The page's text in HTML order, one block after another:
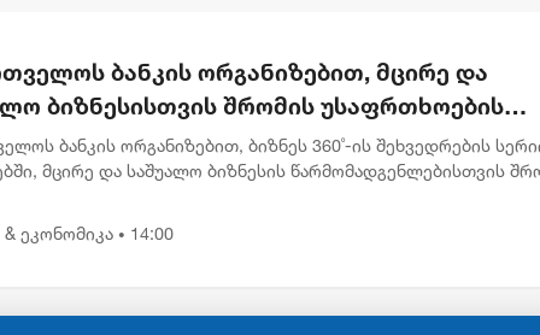
ბანკის ორგანიზებით, მცირე და
ბიზნესისთვის შრომის უსაფრთხოების
გაიმართა
ბანკის ორგანიზებით, ბიზნეს 360˚-ის შეხვედრების
მცირე და საშუალო ბიზნესის წარმომადგენლებისთვის
& ეკონომიკა • 14:00